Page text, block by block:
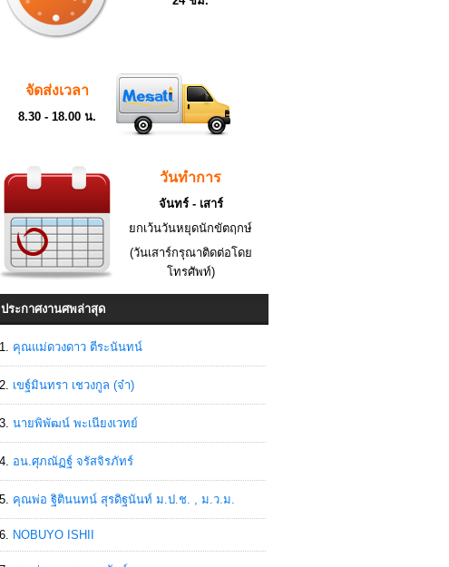
จัดส่งเวลา
8.30 - 18.00 น.
วันทำการ
จันทร์ - เสาร์
ยกเว้นวันหยุดนักขัตฤกษ์
(วันเสาร์กรุณาติดต่อโดย
โทรศัพท์)
ประกาศงานศพล่าสุด
คุณแม่ดวงดาว ตีระนันทน์
เขฐ์มินทรา เชวงกูล (จ๋า)
นายพิพัฒน์ พะเนียงเวทย์
อน.ศุภณัฏฐ์ จรัสจิรภัทร์
คุณพ่อ ฐิตินนทน์ สุรดิฐนันท์ ม.ป.ช. , ม.ว.ม.
NOBUYO ISHII